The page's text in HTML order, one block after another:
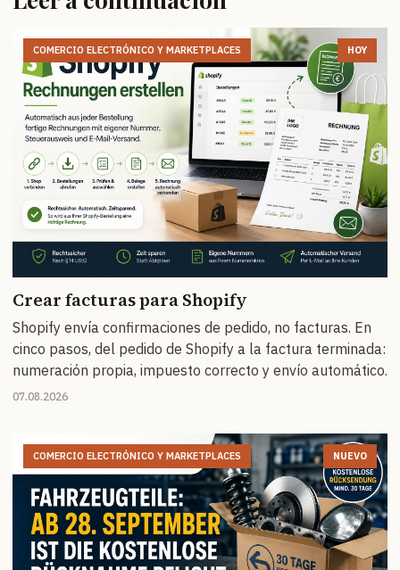
COMERCIO ELECTRÓNICO Y MARKETPLACES HOY
Crear facturas para Shopify
Shopify envía confirmaciones de pedido, no facturas. En
cinco pasos, del pedido de Shopify a la factura terminada:
numeración propia, impuesto correcto y envío automático.
07.08.2026
COMERCIO ELECTRÓNICO Y MARKETPLACES NUEVO